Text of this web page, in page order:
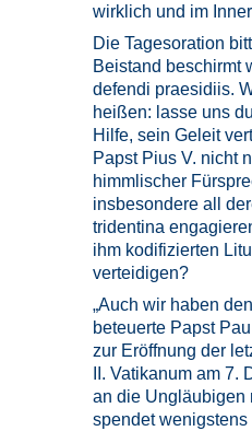
wirklich und im
Die Tagesoration
Beistand beschirmt
defendi praesidiis.
heißen: lasse uns
Hilfe, sein Geleit
Papst Pius V. nicht
himmlischer
insbesondere all
tridentina
ihm kodifizierten
verteidigen?
„Auch wir haben
beteuerte Papst
zur Eröffnung der
II. Vatikanum am 7.
an die Ungläubigen
spendet